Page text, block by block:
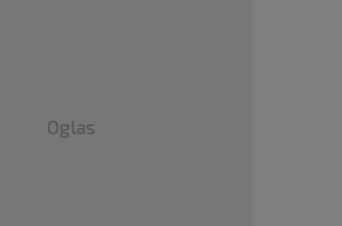
Oglas